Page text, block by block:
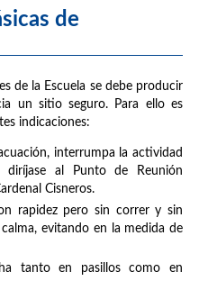
de
de la Escuela se debe producir
un sitio seguro. Para ello es
indicaciones:
interrumpa la actividad
diríjase al Punto de Reunión
Cisneros.
rapidez pero sin correr y sin
evitando en la medida de
tanto en pasillos como en